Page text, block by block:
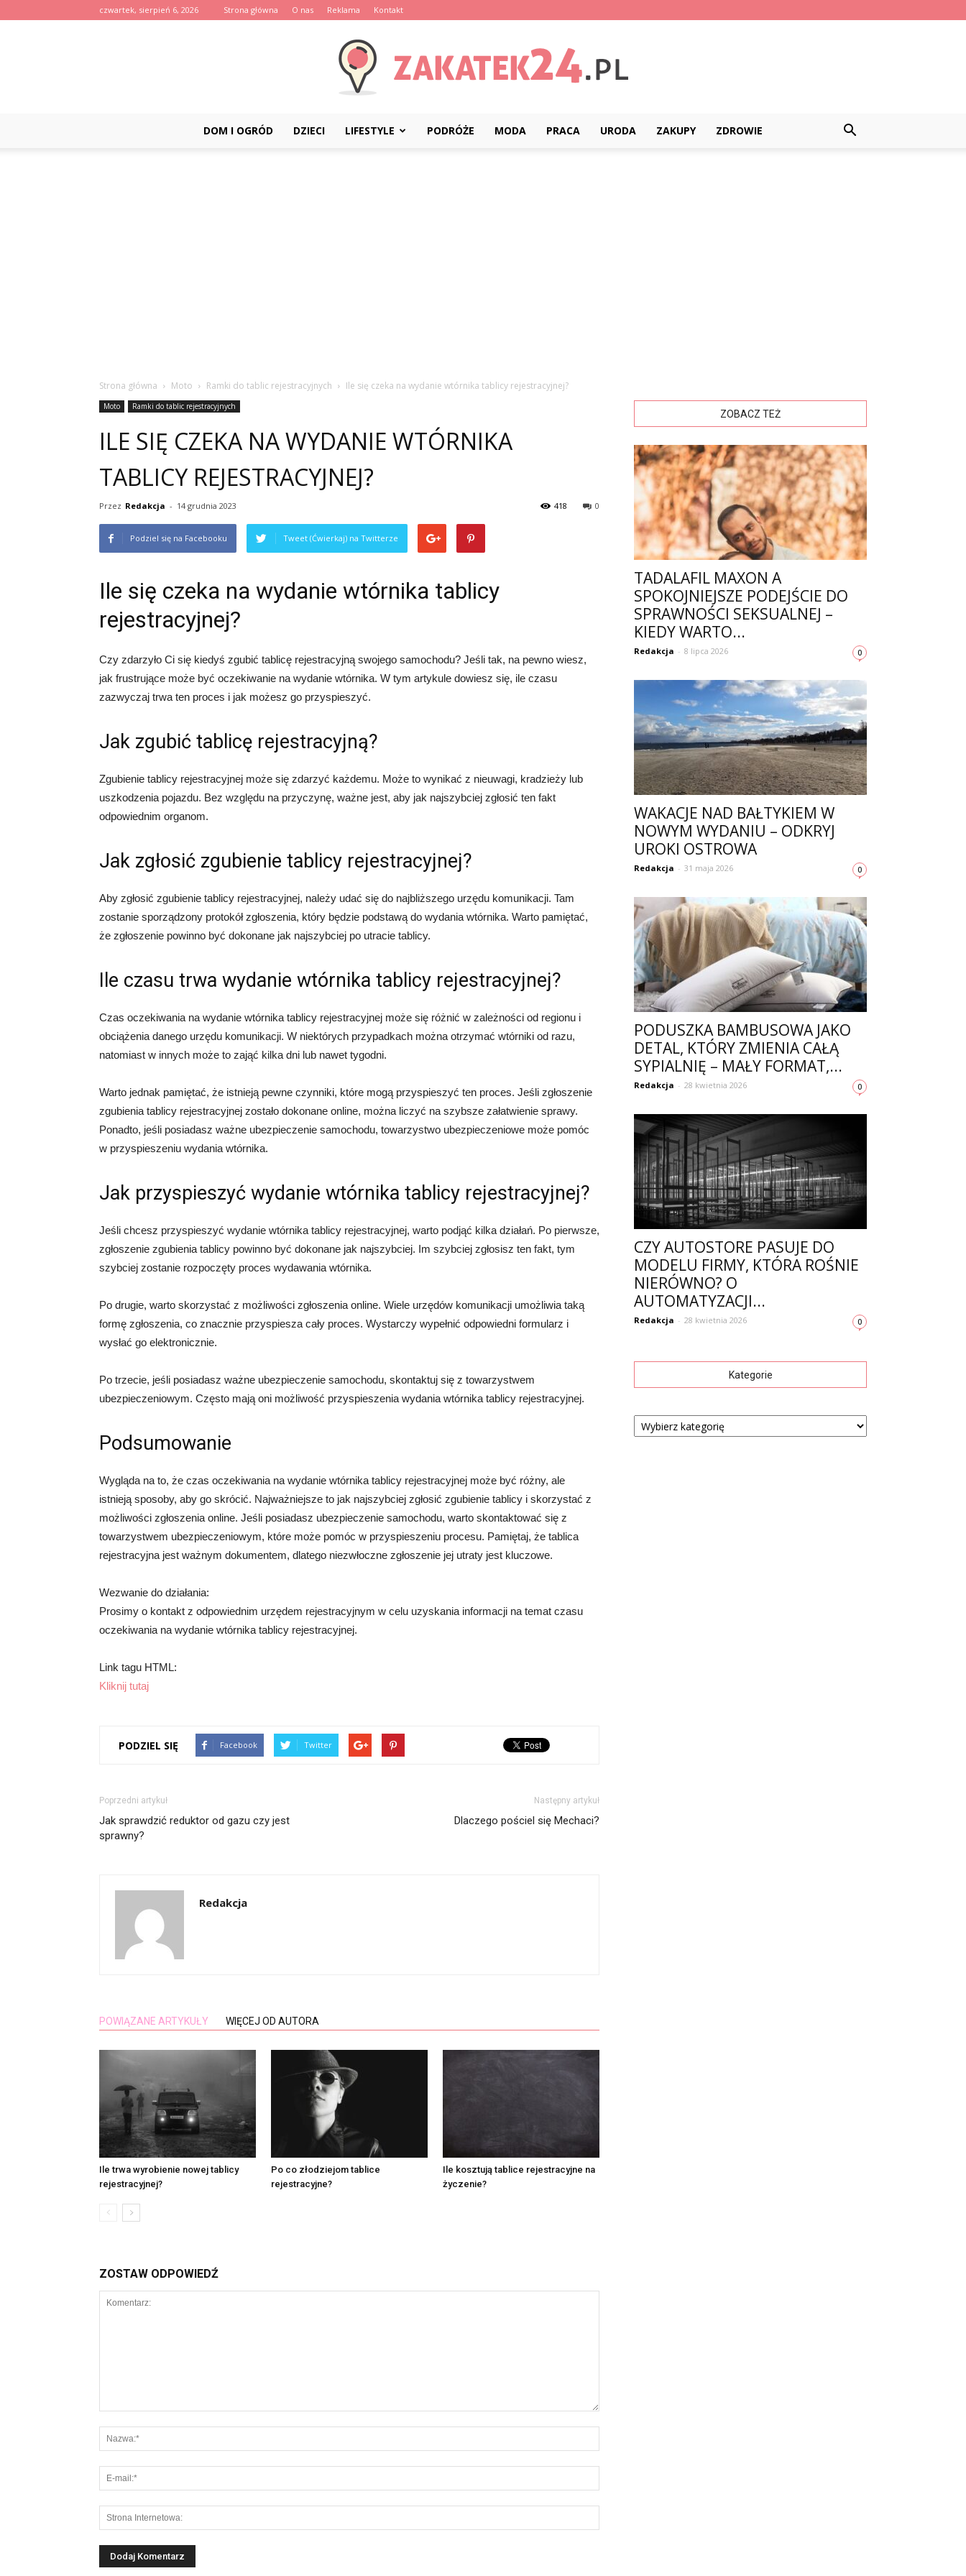
czwartek, sierpień 6, 2026 Strona główna O nas Reklama Kontakt
DOM I OGRÓD DZIECI LIFESTYLE PODRÓŻE MODA PRACA URODA ZAKUPY ZDROWIE
Strona główna Moto Ramki do tablic rejestracyjnych Ile się czeka na wydanie wtórnika tablicy rejestracyjnej?
Moto Ramki do tablic rejestracyjnych
ILE SIĘ CZEKA NA WYDANIE WTÓRNIKA
TABLICY REJESTRACYJNEJ?
Przez Redakcja - 14 grudnia 2023 0
418
Podziel się na Facebooku Tweet (Ćwierkaj) na Twitterze
Ile się czeka na wydanie wtórnika tablicy
rejestracyjnej?
Czy zdarzyło Ci się kiedyś zgubić tablicę rejestracyjną swojego samochodu? Jeśli tak, na pewno wiesz,
jak frustrujące może być oczekiwanie na wydanie wtórnika. W tym artykule dowiesz się, ile czasu
zazwyczaj trwa ten proces i jak możesz go przyspieszyć.
Jak zgubić tablicę rejestracyjną?
Zgubienie tablicy rejestracyjnej może się zdarzyć każdemu. Może to wynikać z nieuwagi, kradzieży lub
uszkodzenia pojazdu. Bez względu na przyczynę, ważne jest, aby jak najszybciej zgłosić ten fakt
odpowiednim organom.
Jak zgłosić zgubienie tablicy rejestracyjnej?
Aby zgłosić zgubienie tablicy rejestracyjnej, należy udać się do najbliższego urzędu komunikacji. Tam
zostanie sporządzony protokół zgłoszenia, który będzie podstawą do wydania wtórnika. Warto pamiętać,
że zgłoszenie powinno być dokonane jak najszybciej po utracie tablicy.
Ile czasu trwa wydanie wtórnika tablicy rejestracyjnej?
Czas oczekiwania na wydanie wtórnika tablicy rejestracyjnej może się różnić w zależności od regionu i
obciążenia danego urzędu komunikacji. W niektórych przypadkach można otrzymać wtórniki od razu,
natomiast w innych może to zająć kilka dni lub nawet tygodni.
Warto jednak pamiętać, że istnieją pewne czynniki, które mogą przyspieszyć ten proces. Jeśli zgłoszenie
zgubienia tablicy rejestracyjnej zostało dokonane online, można liczyć na szybsze załatwienie sprawy.
Ponadto, jeśli posiadasz ważne ubezpieczenie samochodu, towarzystwo ubezpieczeniowe może pomóc
w przyspieszeniu wydania wtórnika.
Jak przyspieszyć wydanie wtórnika tablicy rejestracyjnej?
Jeśli chcesz przyspieszyć wydanie wtórnika tablicy rejestracyjnej, warto podjąć kilka działań. Po pierwsze,
zgłoszenie zgubienia tablicy powinno być dokonane jak najszybciej. Im szybciej zgłosisz ten fakt, tym
szybciej zostanie rozpoczęty proces wydawania wtórnika.
Po drugie, warto skorzystać z możliwości zgłoszenia online. Wiele urzędów komunikacji umożliwia taką
formę zgłoszenia, co znacznie przyspiesza cały proces. Wystarczy wypełnić odpowiedni formularz i
wysłać go elektronicznie.
Po trzecie, jeśli posiadasz ważne ubezpieczenie samochodu, skontaktuj się z towarzystwem
ubezpieczeniowym. Często mają oni możliwość przyspieszenia wydania wtórnika tablicy rejestracyjnej.
Podsumowanie
Wygląda na to, że czas oczekiwania na wydanie wtórnika tablicy rejestracyjnej może być różny, ale
istnieją sposoby, aby go skrócić. Najważniejsze to jak najszybciej zgłosić zgubienie tablicy i skorzystać z
możliwości zgłoszenia online. Jeśli posiadasz ubezpieczenie samochodu, warto skontaktować się z
towarzystwem ubezpieczeniowym, które może pomóc w przyspieszeniu procesu. Pamiętaj, że tablica
rejestracyjna jest ważnym dokumentem, dlatego niezwłoczne zgłoszenie jej utraty jest kluczowe.
Wezwanie do działania:
Prosimy o kontakt z odpowiednim urzędem rejestracyjnym w celu uzyskania informacji na temat czasu
oczekiwania na wydanie wtórnika tablicy rejestracyjnej.
Link tagu HTML:
Kliknij tutaj
PODZIEL SIĘ Facebook Twitter
Poprzedni artykuł
Jak sprawdzić reduktor od gazu czy jest
sprawny?
Następny artykuł
Dlaczego pościel się Mechaci?
Redakcja
POWIĄZANE ARTYKUŁY WIĘCEJ OD AUTORA
Ile trwa wyrobienie nowej tablicy
rejestracyjnej?
Po co złodziejom tablice
rejestracyjne?
Ile kosztują tablice rejestracyjne na
życzenie?
ZOSTAW ODPOWIEDŹ
ZOBACZ TEŻ
TADALAFIL MAXON A
SPOKOJNIEJSZE PODEJŚCIE DO
SPRAWNOŚCI SEKSUALNEJ –
KIEDY WARTO...
Redakcja - 8 lipca 2026 0
WAKACJE NAD BAŁTYKIEM W
NOWYM WYDANIU – ODKRYJ
UROKI OSTROWA
Redakcja - 31 maja 2026 0
PODUSZKA BAMBUSOWA JAKO
DETAL, KTÓRY ZMIENIA CAŁĄ
SYPIALNIĘ – MAŁY FORMAT,...
Redakcja - 28 kwietnia 2026 0
CZY AUTOSTORE PASUJE DO
MODELU FIRMY, KTÓRA ROŚNIE
NIERÓWNO? O
AUTOMATYZACJI...
Redakcja - 28 kwietnia 2026 0
Kategorie
Kategorie